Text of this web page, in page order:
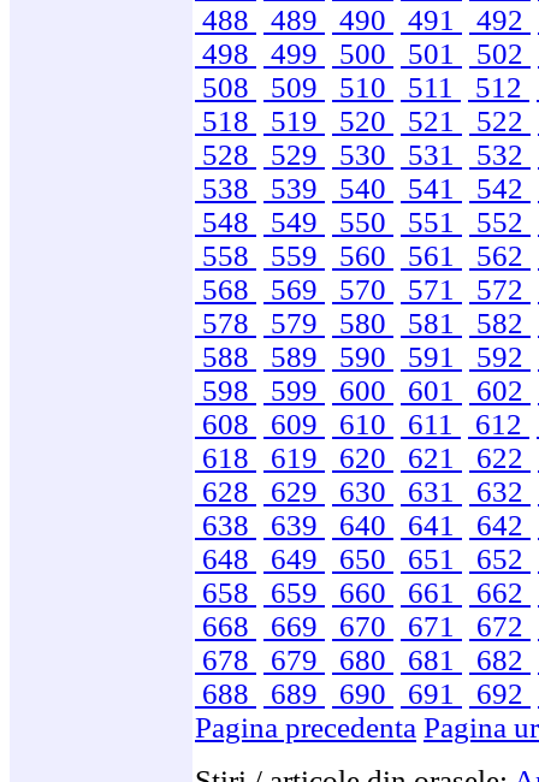
488
489 490 491 492
498
499 500 501 502
508
509 510 511 512
518
519 520 521 522
528
529 530 531 532
538
539 540 541 542
548
549 550 551 552
558
559 560 561 562
568
569 570 571 572
578
579 580 581 582
588
589 590 591 592
598
599 600 601 602
608
609 610 611 612
618
619 620 621 622
628
629 630 631 632
638
639 640 641 642
648
649 650 651 652
658
659 660 661 662
668
669 670 671 672
678
679 680 681 682
688
689 690 691 692
Pagina precedenta Pagina